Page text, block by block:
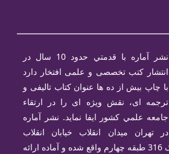
نشر آماره با قدمتي حدود 10 سال در
انتشار كتب تخصصی و علمی افتخار دارد
با چاپ بیش از ده ها عنوان كتاب تالیفی و
ترجمه ای، نقش ویژه ای را در ارتقاء
جامعه علمي كشور ایفا نماید. نشر آماره
در تهران میدان انقلاب خيابان انقلاب
ابتدای 12 فروردین پلاک 316 طبقه چهارم واقع شده و آماده ارائه